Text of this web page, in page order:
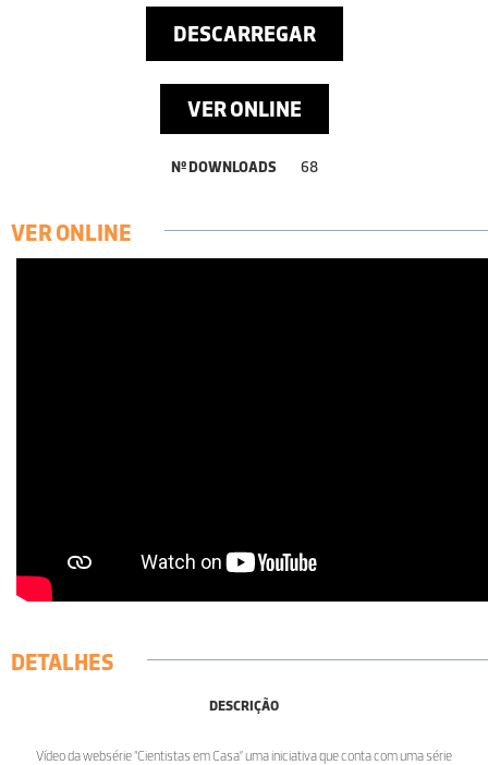
DESCARREGAR
VER ONLINE
Nº DOWNLOADS 68
VER ONLINE
DETALHES
DESCRIÇÃO
Vídeo da websérie “Cientistas em Casa” uma iniciativa que conta com uma série